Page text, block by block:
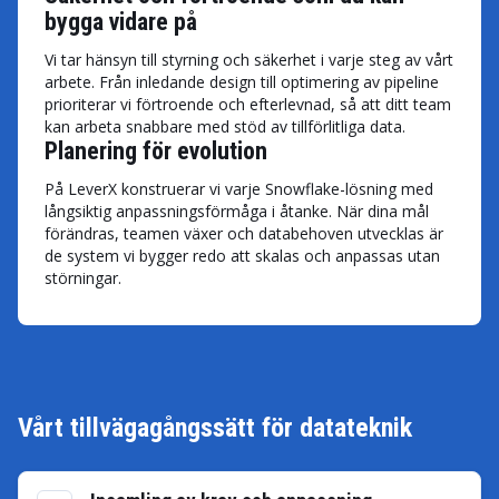
bygga vidare på
Vi tar hänsyn till styrning och säkerhet i varje steg av vårt
arbete. Från inledande design till optimering av pipeline
prioriterar vi förtroende och efterlevnad, så att ditt team
kan arbeta snabbare med stöd av tillförlitliga data.
Planering för evolution
På LeverX konstruerar vi varje Snowflake-lösning med
långsiktig anpassningsförmåga i åtanke. När dina mål
förändras, teamen växer och databehoven utvecklas är
de system vi bygger redo att skalas och anpassas utan
störningar.
Vårt tillvägagångssätt för datateknik